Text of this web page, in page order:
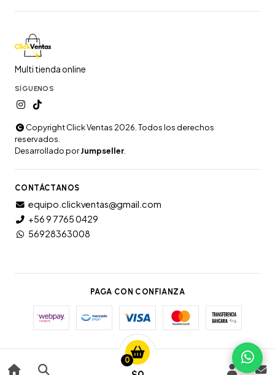
0
Multi tienda online
SÍGUENOS
Copyright Click Ventas 2026. Todos los derechos
reservados.
Desarrollado porJumpseller
CONTÁCTANOS
equipo.clickventas@gmail.com
+56 9 7765 0429
56928363008
PAGA CON CONFIANZA